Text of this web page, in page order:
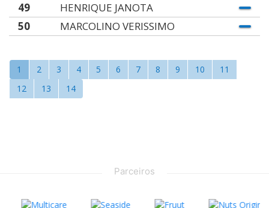
49
HENRIQUE JANOTA
50
MARCOLINO VERISSIMO
1 2 3 4 5 6 7 8 9 10
11
12
13 14
Parceiros